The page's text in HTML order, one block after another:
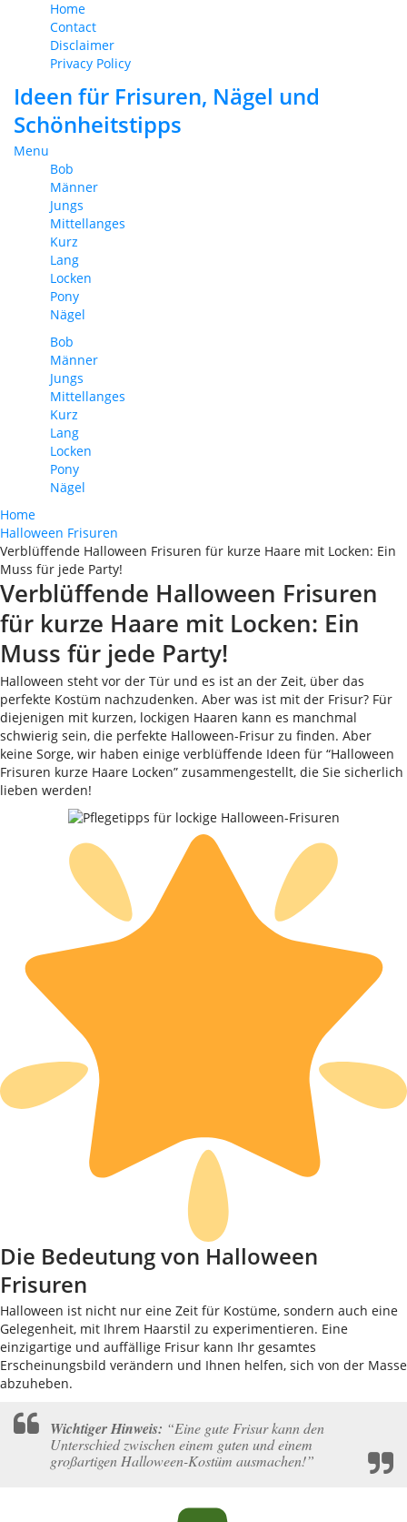
Home
Contact
Disclaimer
Privacy Policy
Ideen für Frisuren, Nägel und
Schönheitstipps
Menu
Bob
Männer
Jungs
Mittellanges
Kurz
Lang
Locken
Pony
Nägel
Bob
Männer
Jungs
Mittellanges
Kurz
Lang
Locken
Pony
Nägel
Home
Halloween Frisuren
Verblüffende Halloween Frisuren für kurze Haare mit Locken: Ein
Muss für jede Party!
Verblüffende Halloween Frisuren
für kurze Haare mit Locken: Ein
Muss für jede Party!
Halloween steht vor der Tür und es ist an der Zeit, über das
perfekte Kostüm nachzudenken. Aber was ist mit der Frisur? Für
diejenigen mit kurzen, lockigen Haaren kann es manchmal
schwierig sein, die perfekte Halloween-Frisur zu finden. Aber
keine Sorge, wir haben einige verblüffende Ideen für “Halloween
Frisuren kurze Haare Locken” zusammengestellt, die Sie sicherlich
lieben werden!
Die Bedeutung von Halloween
Frisuren
Halloween ist nicht nur eine Zeit für Kostüme, sondern auch eine
Gelegenheit, mit Ihrem Haarstil zu experimentieren. Eine
einzigartige und auffällige Frisur kann Ihr gesamtes
Erscheinungsbild verändern und Ihnen helfen, sich von der Masse
abzuheben.
Wichtiger Hinweis: “Eine gute Frisur kann den
Unterschied zwischen einem guten und einem
großartigen Halloween-Kostüm ausmachen!”